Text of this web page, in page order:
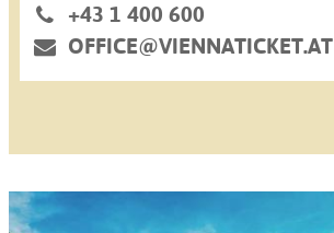
+43 1 400 600
OFFICE@VIENNATICKET.AT